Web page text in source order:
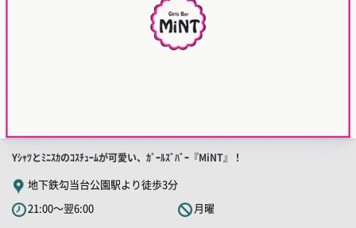
店
舗
PR
キ
Yｼｬﾂとﾐﾆｽｶのｺｽﾁｭｰﾑが可愛い、ｶﾞｰﾙｽﾞﾊﾞｰ『MiNT』！
地下鉄勾当台公園駅より徒歩3分
21:00～翌6:00
月曜